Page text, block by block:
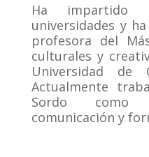
Ha impartido
universidades y
profesora del
culturales y
Universidad de
Actualmente
Sordo como
comunicación y